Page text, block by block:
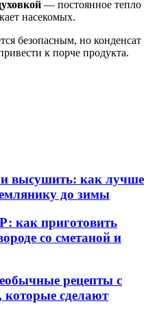
— постоянное тепло
насекомых.
безопасным, но конденсат
к порче продукта.
высушить: как лучше
до зимы
как приготовить
со сметаной и
рецепты с
которые сделают